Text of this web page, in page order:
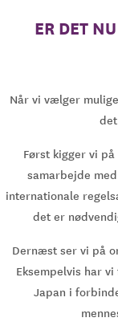
ER DET
Når vi vælger
Først kigger vi
samarbejde
internationale
det er
Dernæst ser vi på
Eksempelvis har
Japan i